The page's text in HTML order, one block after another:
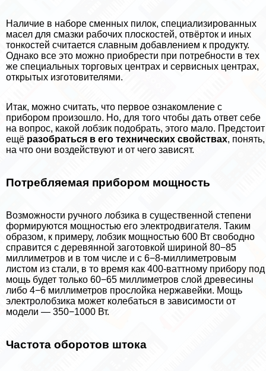
Наличие в наборе сменных пилок, специализированных
масел для смазки рабочих плоскостей, отвёрток и иных
тонкостей считается славным добавлением к продукту.
Однако все это можно приобрести при потребности в тех
же специальных торговых центрах и сервисных центрах,
открытых изготовителями.
Итак, можно считать, что первое ознакомление с
прибором произошло. Но, для того чтобы дать ответ себе
на вопрос, какой лобзик подобрать, этого мало. Предстоит
ещё разобраться в его технических свойствах, понять,
на что они воздействуют и от чего зависят.
Потрeбляемая прибором мощность
Возможности ручного лобзика в существенной степени
формируются мощностью его электродвигателя. Таким
образом, к примеру, лобзик мощностью 600 Вт свободно
справится с деревянной заготовкой шириной 80−85
миллиметров и в том числе и с 6−8-миллиметровым
листом из стали, в то время как 400-ваттному прибору под
мощь будет только 60−65 миллиметров слой древесины
либо 4−6 миллиметров прослойка нержавейки. Мощь
электролобзика может колeбaться в зависимости от
модели — 350−1000 Вт.
Частота оборотов штока